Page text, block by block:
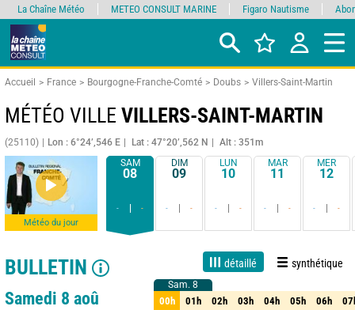
Accueil France Bourgogne-Franche-Comté Doubs Villers-Saint-Martin
MÉTÉO VILLE VILLERS-SAINT-MARTIN
(25110) Lon : 6°24’,546 E Lat : 47°20’,562 N Alt : 351m
Météo du jour
SAM
08
- -
DIM
09
- -
LUN
10
- -
MAR
11
- -
MER
12
- -
BULLETIN détaillé synthétique
Live 1 jour 3 jours 15 jours Fiabilité 90%
Samedi 8 aoû
Sam. 8
00h 01h 02h 03h 04h 05h 06h
Sam. 8
00h 01h 02h 03h 04h 05h 06h
La Chaîne Météo METEO CONSULT MARINE Figaro Nautisme